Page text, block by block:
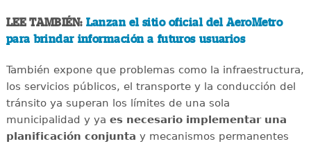
LEE TAMBIÉN: Lanzan el sitio oficial del AeroMetro
para brindar información a futuros usuarios
También expone que problemas como la infraestructura,
los servicios públicos, el transporte y la conducción del
tránsito ya superan los límites de una sola
municipalidad y ya es necesario implementar una
planificación conjunta y mecanismos permanentes